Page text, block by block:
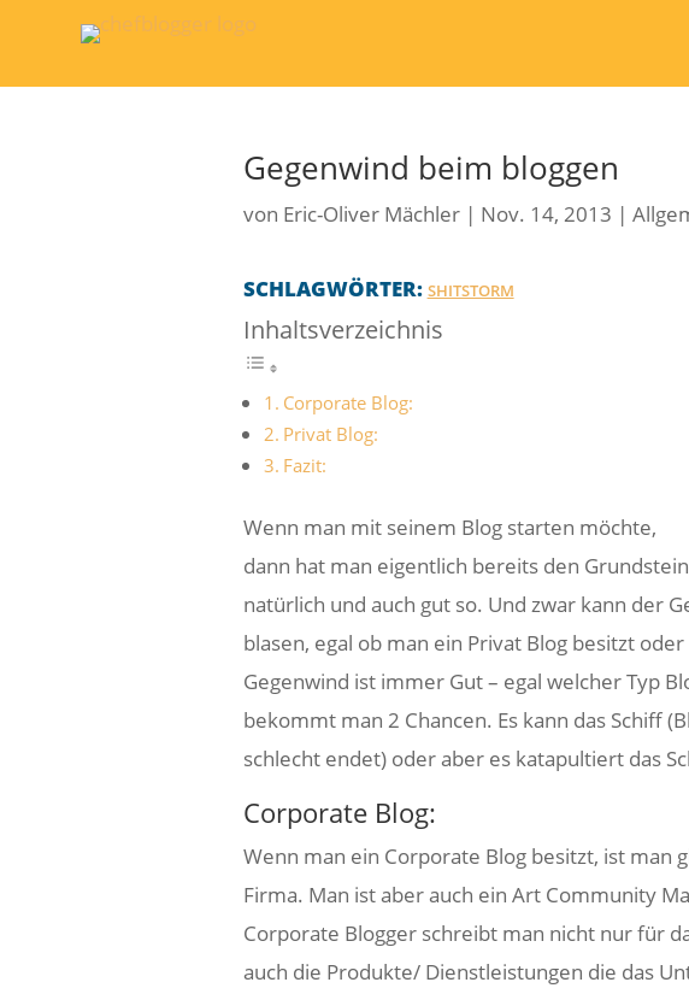
Gegenwind beim bloggen
von Eric-Oliver Mächler| Nov. 14, 2013 |
SCHLAGWÖRTER: SHITSTORM
Inhaltsverzeichnis
Corporate Blog:
Privat Blog:
Fazit:
Wenn man mit seinem Blog starten möchte,
dann hat man eigentlich bereits den
natürlich und auch gut so. Und zwar kann der
blasen, egal ob man ein Privat Blog besitzt
Gegenwind ist immer Gut – egal welcher Typ
bekommt man 2 Chancen. Es kann das Schiff
schlecht endet) oder aber es katapultiert das
Corporate Blog:
Wenn man ein Corporate Blog besitzt, ist man
Firma. Man ist aber auch ein Art Community
Corporate Blogger schreibt man nicht nur für
auch die Produkte/ Dienstleistungen die das